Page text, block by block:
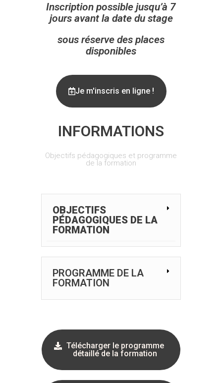
Inscription possible jusqu’à 7
jours avant la date du stage
sous réserve des places
disponibles
Je m'inscris en ligne !
INFORMATIONS
Objectifs pédagogiques et programme
de la formation
OBJECTIFS
PÉDAGOGIQUES DE LA
FORMATION
PROGRAMME DE LA
FORMATION
Télécharger le programme
détaillé de la formation